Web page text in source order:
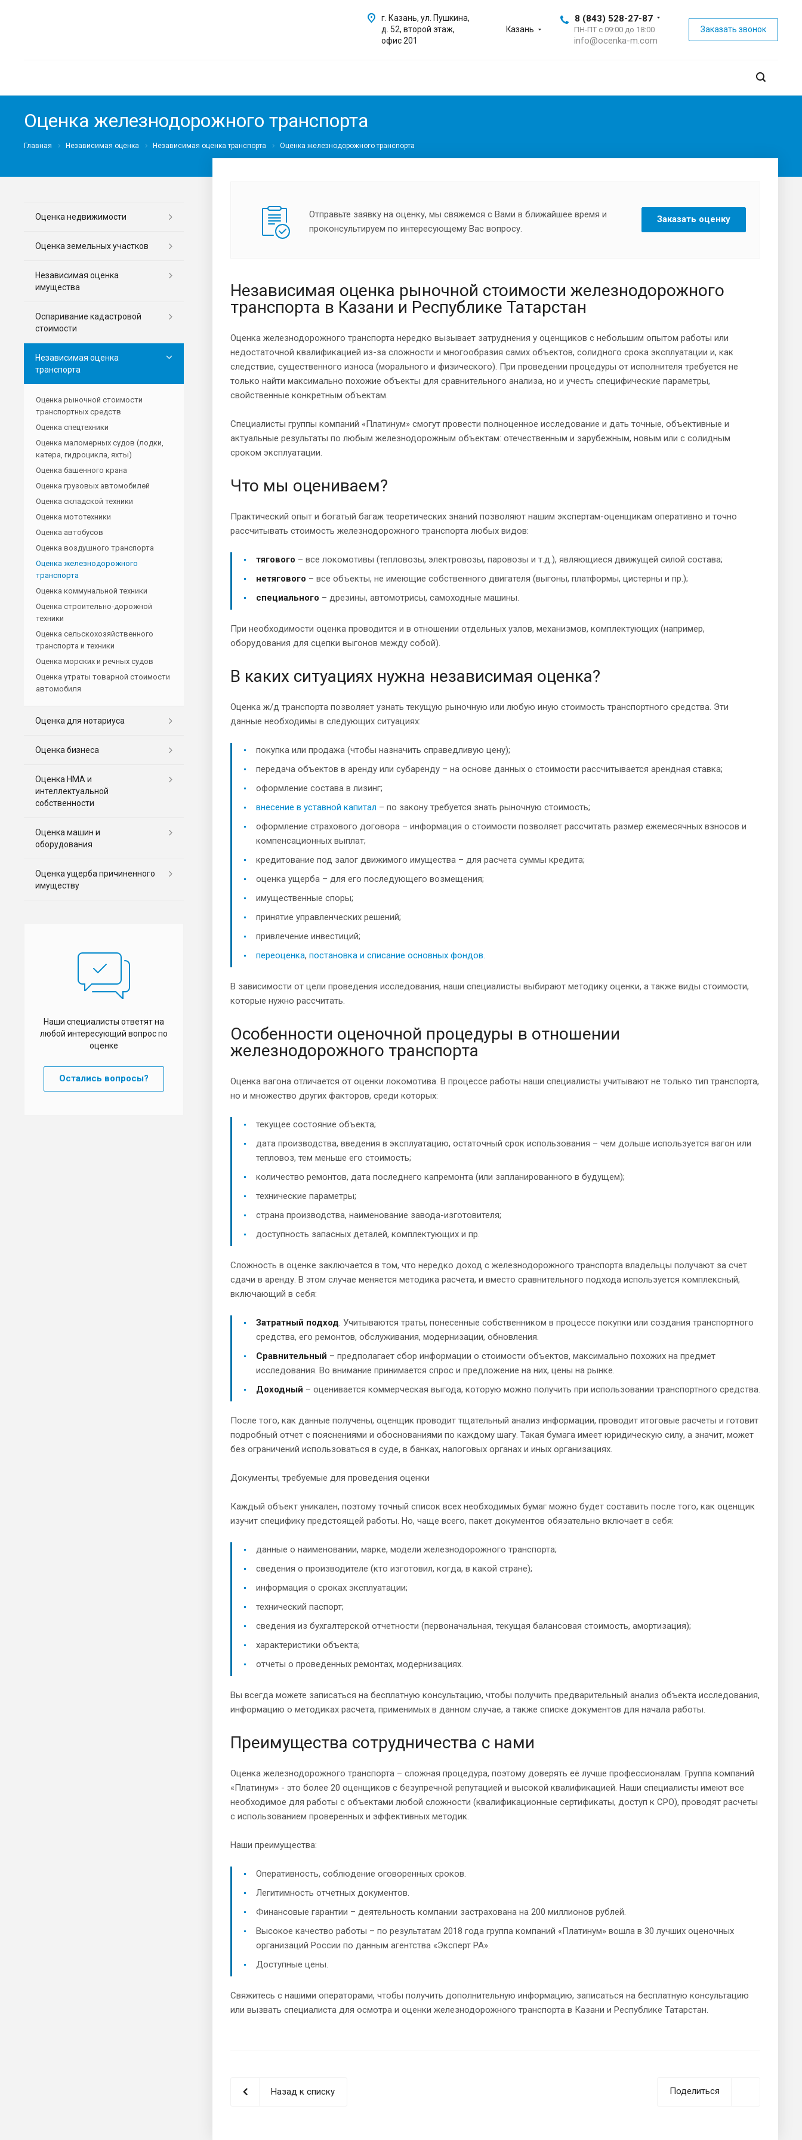
Казань
8 (843) 528-27-87
ПН-ПТ с 09:00 до 18:00
info@ocenka-m.com
Заказать звонок
г. Казань, ул. Пушкина,
д. 52, второй этаж,
офис 201
Оценка железнодорожного транспорта
Главная Независимая оценка Независимая оценка транспорта Оценка железнодорожного транспорта
Отправьте заявку на оценку, мы свяжемся с Вами в ближайшее время и
проконсультируем по интересующему Вас вопросу.
Заказать оценку
Независимая оценка рыночной стоимости железнодорожного
транспорта в Казани и Республике Татарстан
Оценка железнодорожного транспорта нередко вызывает затруднения у оценщиков с небольшим опытом работы или
недостаточной квалификацией из-за сложности и многообразия самих объектов, солидного срока эксплуатации и, как
следствие, существенного износа (морального и физического). При проведении процедуры от исполнителя требуется не
только найти максимально похожие объекты для сравнительного анализа, но и учесть специфические параметры,
свойственные конкретным объектам.
Специалисты группы компаний «Платинум» смогут провести полноценное исследование и дать точные, объективные и
актуальные результаты по любым железнодорожным объектам: отечественным и зарубежным, новым или с солидным
сроком эксплуатации.
Что мы оцениваем?
Практический опыт и богатый багаж теоретических знаний позволяют нашим экспертам-оценщикам оперативно и точно
рассчитывать стоимость железнодорожного транспорта любых видов:
тягового – все локомотивы (тепловозы, электровозы, паровозы и т.д.), являющиеся движущей силой состава;
нетягового – все объекты, не имеющие собственного двигателя (выгоны, платформы, цистерны и пр.);
специального – дрезины, автомотрисы, самоходные машины.
При необходимости оценка проводится и в отношении отдельных узлов, механизмов, комплектующих (например,
оборудования для сцепки выгонов между собой).
В каких ситуациях нужна независимая оценка?
Оценка ж/д транспорта позволяет узнать текущую рыночную или любую иную стоимость транспортного средства. Эти
данные необходимы в следующих ситуациях:
покупка или продажа (чтобы назначить справедливую цену);
передача объектов в аренду или субаренду – на основе данных о стоимости рассчитывается арендная ставка;
оформление состава в лизинг;
внесение в уставной капитал – по закону требуется знать рыночную стоимость;
оформление страхового договора – информация о стоимости позволяет рассчитать размер ежемесячных взносов и
компенсационных выплат;
кредитование под залог движимого имущества – для расчета суммы кредита;
оценка ущерба – для его последующего возмещения;
имущественные споры;
принятие управленческих решений;
привлечение инвестиций;
переоценка, постановка и списание основных фондов.
В зависимости от цели проведения исследования, наши специалисты выбирают методику оценки, а также виды стоимости,
которые нужно рассчитать.
Особенности оценочной процедуры в отношении
железнодорожного транспорта
Оценка вагона отличается от оценки локомотива. В процессе работы наши специалисты учитывают не только тип транспорта,
но и множество других факторов, среди которых:
текущее состояние объекта;
дата производства, введения в эксплуатацию, остаточный срок использования – чем дольше используется вагон или
тепловоз, тем меньше его стоимость;
количество ремонтов, дата последнего капремонта (или запланированного в будущем);
технические параметры;
страна производства, наименование завода-изготовителя;
доступность запасных деталей, комплектующих и пр.
Сложность в оценке заключается в том, что нередко доход с железнодорожного транспорта владельцы получают за счет
сдачи в аренду. В этом случае меняется методика расчета, и вместо сравнительного подхода используется комплексный,
включающий в себя:
Затратный подход. Учитываются траты, понесенные собственником в процессе покупки или создания транспортного
средства, его ремонтов, обслуживания, модернизации, обновления.
Сравнительный – предполагает сбор информации о стоимости объектов, максимально похожих на предмет
исследования. Во внимание принимается спрос и предложение на них, цены на рынке.
Доходный – оценивается коммерческая выгода, которую можно получить при использовании транспортного средства.
После того, как данные получены, оценщик проводит тщательный анализ информации, проводит итоговые расчеты и готовит
подробный отчет с пояснениями и обоснованиями по каждому шагу. Такая бумага имеет юридическую силу, а значит, может
без ограничений использоваться в суде, в банках, налоговых органах и иных организациях.
Документы, требуемые для проведения оценки
Каждый объект уникален, поэтому точный список всех необходимых бумаг можно будет составить после того, как оценщик
изучит специфику предстоящей работы. Но, чаще всего, пакет документов обязательно включает в себя:
данные о наименовании, марке, модели железнодорожного транспорта;
сведения о производителе (кто изготовил, когда, в какой стране);
информация о сроках эксплуатации;
технический паспорт;
сведения из бухгалтерской отчетности (первоначальная, текущая балансовая стоимость, амортизация);
характеристики объекта;
отчеты о проведенных ремонтах, модернизациях.
Вы всегда можете записаться на бесплатную консультацию, чтобы получить предварительный анализ объекта исследования,
информацию о методиках расчета, применимых в данном случае, а также списке документов для начала работы.
Преимущества сотрудничества с нами
Оценка железнодорожного транспорта – сложная процедура, поэтому доверять её лучше профессионалам. Группа компаний
«Платинум» - это более 20 оценщиков с безупречной репутацией и высокой квалификацией. Наши специалисты имеют все
необходимое для работы с объектами любой сложности (квалификационные сертификаты, доступ к СРО), проводят расчеты
с использованием проверенных и эффективных методик.
Наши преимущества:
Оперативность, соблюдение оговоренных сроков.
Легитимность отчетных документов.
Финансовые гарантии – деятельность компании застрахована на 200 миллионов рублей.
Высокое качество работы – по результатам 2018 года группа компаний «Платинум» вошла в 30 лучших оценочных
организаций России по данным агентства «Эксперт РА».
Доступные цены.
Свяжитесь с нашими операторами, чтобы получить дополнительную информацию, записаться на бесплатную консультацию
или вызвать специалиста для осмотра и оценки железнодорожного транспорта в Казани и Республике Татарстан.
Поделиться
Назад к списку
Оценка недвижимости
Оценка земельных участков
Независимая оценка
имущества
Оспаривание кадастровой
стоимости
Независимая оценка
транспорта
Оценка рыночной стоимости
транспортных средств
Оценка спецтехники
Оценка маломерных судов (лодки,
катера, гидроцикла, яхты)
Оценка башенного крана
Оценка грузовых автомобилей
Оценка складской техники
Оценка мототехники
Оценка автобусов
Оценка воздушного транспорта
Оценка железнодорожного
транспорта
Оценка коммунальной техники
Оценка строительно-дорожной
техники
Оценка сельскохозяйственного
транспорта и техники
Оценка морских и речных судов
Оценка утраты товарной стоимости
автомобиля
Оценка для нотариуса
Оценка бизнеса
Оценка НМА и
интеллектуальной
собственности
Оценка машин и
оборудования
Оценка ущерба причиненного
имуществу
Наши специалисты ответят на
любой интересующий вопрос по
оценке
Остались вопросы?